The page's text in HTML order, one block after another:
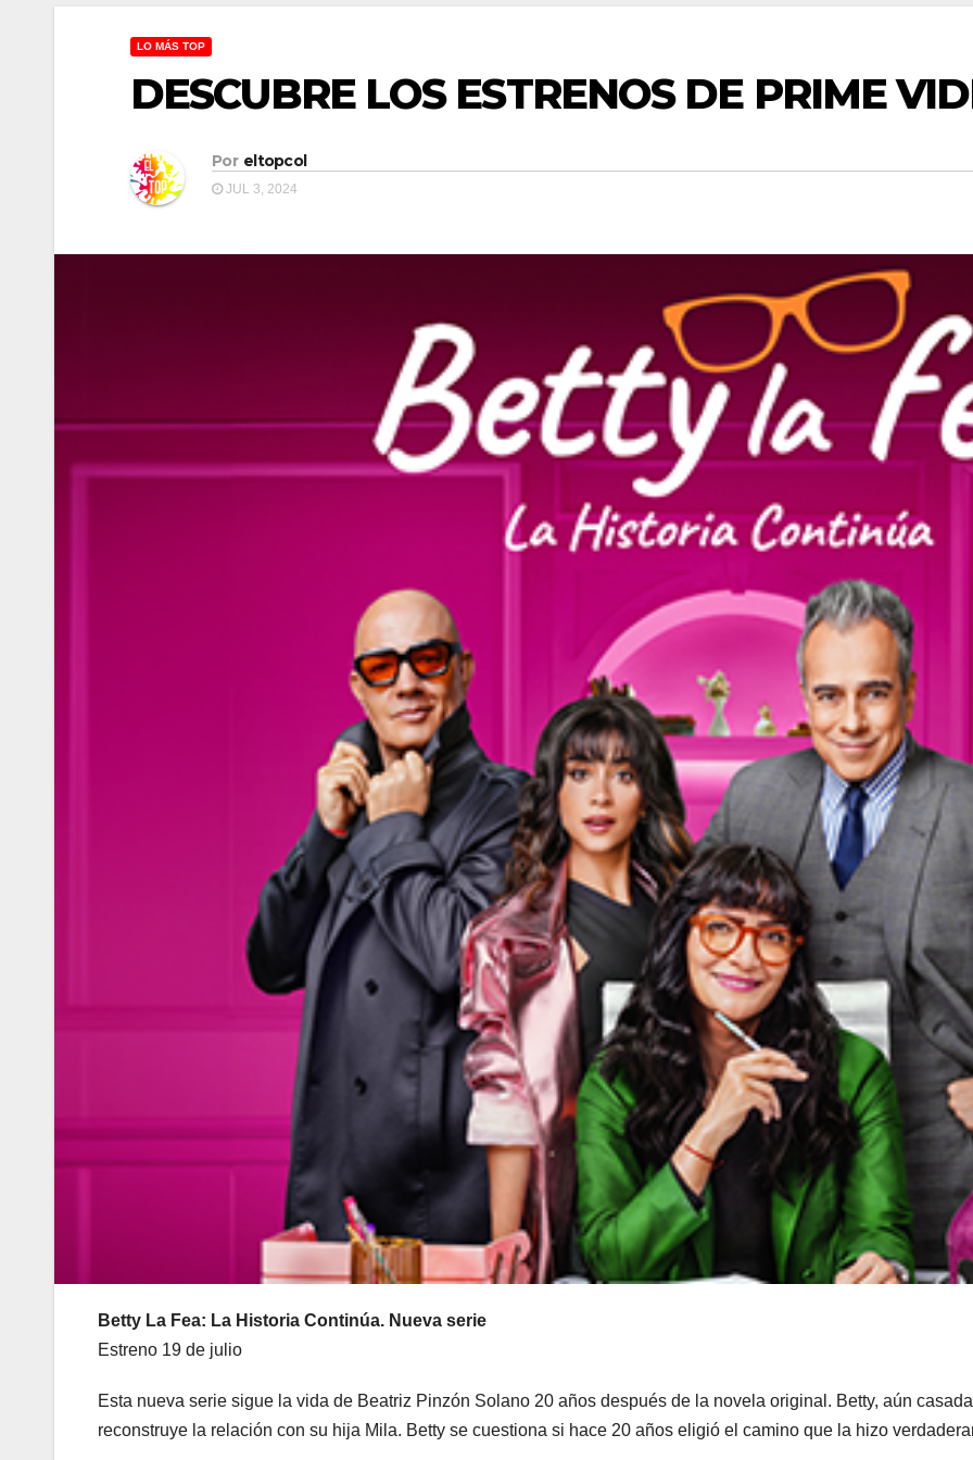
LO MÁS TOP
DESCUBRE LOS ESTRENOS DE PRIME
Por eltopcol
JUL 3, 2024
Betty La Fea: La Historia Continúa. Nueva serie
Estreno 19 de julio
Esta nueva serie sigue la vida de Beatriz Pinzón Solano 20 años después de la novela original. Betty, aún
reconstruye la relación con su hija Mila. Betty se cuestiona si hace 20 años eligió el camino que la hizo